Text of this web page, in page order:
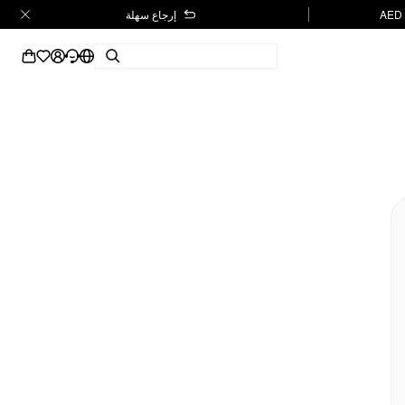
إرجاع سهلة